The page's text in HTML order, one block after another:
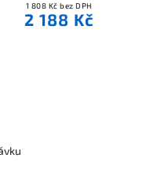
1 808 Kč bez DPH
2 188 Kč